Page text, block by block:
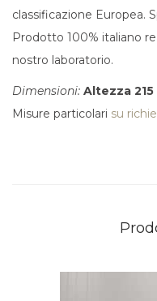
classificazione Europea.
Prodotto 100% italiano
nostro laboratorio.
Dimensioni: Altezza 215
Misure particolari su